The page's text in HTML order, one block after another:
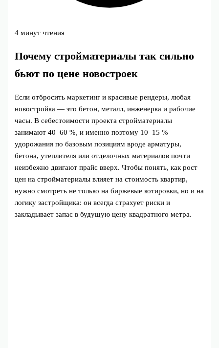
4 минут чтения
Почему стройматериалы так сильно
бьют по цене новостроек
Если отбросить маркетинг и красивые рендеры, любая
новостройка — это бетон, металл, инженерка и рабочие
часы. В себестоимости проекта стройматериалы
занимают 40–60 %, и именно поэтому 10–15 %
удорожания по базовым позициям вроде арматуры,
бетона, утеплителя или отделочных материалов почти
неизбежно двигают прайс вверх. Чтобы понять, как рост
цен на стройматериалы влияет на стоимость квартир,
нужно смотреть не только на биржевые котировки, но и на
логику застройщика: он всегда страхует риски и
закладывает запас в будущую цену квадратного метра.